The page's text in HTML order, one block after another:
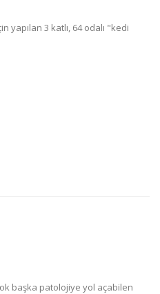
yapılan 3 katlı, 64 odalı "kedi
başka patolojiye yol açabilen